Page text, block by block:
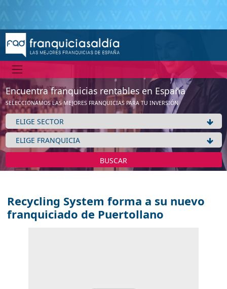
Encuentra franquicias rentables en España
SELECCIONAMOS LAS MEJORES FRANQUICIAS PARA TU INVERSIÓN
BUSCAR
Recycling System forma a su nuevo
franquiciado de Puertollano